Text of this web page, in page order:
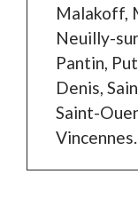
Malakoff,
Neuilly-
Pantin,
Denis,
Saint-
Vincennes.